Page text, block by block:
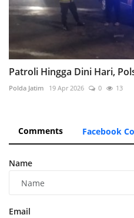
Patroli Hingga Dini Hari,
Polda Jatim 19 Apr 2026 0 13
Comments Facebook
Name
Email